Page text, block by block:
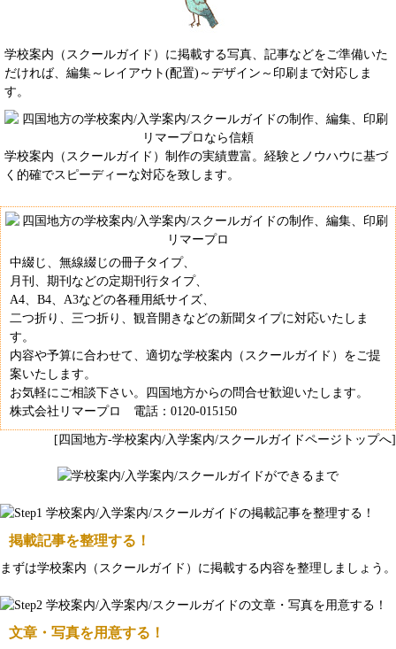
学校案内（スクールガイド）に掲載する写真、記事などをご準備いた
だければ、編集～レイアウト(配置)～デザイン～印刷まで対応しま
す。
学校案内（スクールガイド）制作の実績豊富。経験とノウハウに基づ
く的確でスピーディーな対応を致します。
中綴じ、無線綴じの冊子タイプ、
月刊、期刊などの定期刊行タイプ、
A4、B4、A3などの各種用紙サイズ、
二つ折り、三つ折り、観音開きなどの新聞タイプに対応いたしま
す。
内容や予算に合わせて、適切な学校案内（スクールガイド）をご提
案いたします。
お気軽にご相談下さい。四国地方からの問合せ歓迎いたします。
株式会社リマープロ 電話：0120-015150
[四国地方-学校案内/入学案内/スクールガイドページトップへ]
掲載記事を整理する！
まずは学校案内（スクールガイド）に掲載する内容を整理しましょう。
文章・写真を用意する！